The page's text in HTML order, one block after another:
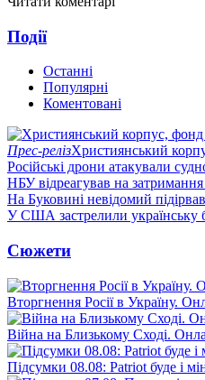
Події
Останні
Популярні
Коментовані
Прес-релізХристиянський
Російські дрони атакували
НБУ відреагував на
На Буковині невідомий
У США застрелили українську
Сюжети
Вторгнення Росії в Україну.
Війна на Близькому Сході.
Підсумки 08.08: Patriot буде і